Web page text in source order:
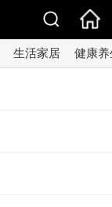
生活家居 健康养